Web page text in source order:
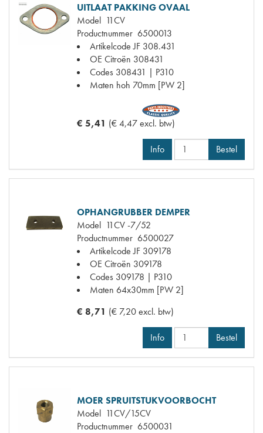
UITLAAT PAKKING OVAAL
Model 11CV
Productnummer 6500013
Artikelcode JF 308.431
OE Citroën 308431
Codes 308431 | P310
Maten hoh 70mm [PW 2]
€ 5,41 (€ 4,47 excl. btw)
Info Bestel
OPHANGRUBBER DEMPER
Model 11CV -7/52
Productnummer 6500027
Artikelcode JF 309178
OE Citroën 309178
Codes 309178 | P310
Maten 64x30mm [PW 2]
€ 8,71 (€ 7,20 excl. btw)
Info Bestel
MOER SPRUITSTUKVOORBOCHT
Model 11CV/15CV
Productnummer 6500031